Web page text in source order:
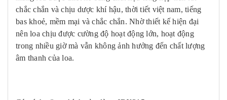
chắc chắn và chịu dược khí hậu, thời tiết việt nam, tiếng
bas khoẻ, mềm mại và chắc chắn. Nhờ thiết kế hiện đại
nên loa chịu được cường độ hoạt động lớn, hoạt động
trong nhiều giờ mà vẫn không ảnh hưởng đến chất lượng
âm thanh của loa.